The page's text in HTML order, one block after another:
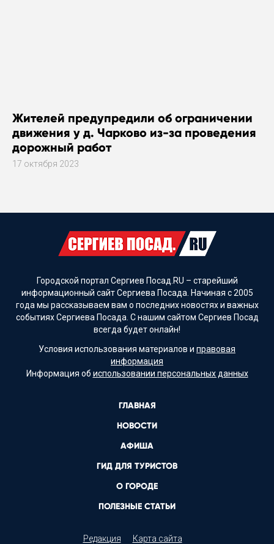
Жителей предупредили об ограничении
движения у д. Чарково из-за проведения
дорожный работ
17 октября 2023
Городской портал Сергиев Посад.RU – старейший
информационный сайт Сергиева Посада. Начиная с 2005
года мы рассказываем вам о последних новостях и важных
событиях Сергиева Посада. С нашим сайтом Сергиев Посад
всегда будет онлайн!
Условия использования материалов и правовая
информация
Информация об использовании персональных данных
ГЛАВНАЯ
НОВОСТИ
АФИША
ГИД ДЛЯ ТУРИСТОВ
О ГОРОДЕ
ПОЛЕЗНЫЕ СТАТЬИ
Редакция Карта сайта